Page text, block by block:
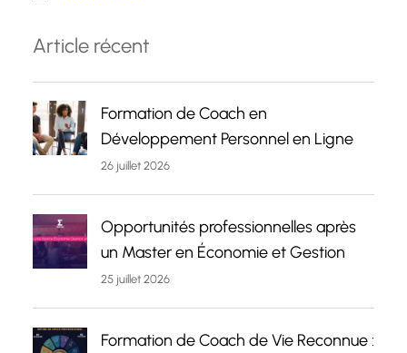
Article récent
Formation de Coach en
Développement Personnel en Ligne
26 juillet 2026
Opportunités professionnelles après
un Master en Économie et Gestion
25 juillet 2026
Formation de Coach de Vie Reconnue :